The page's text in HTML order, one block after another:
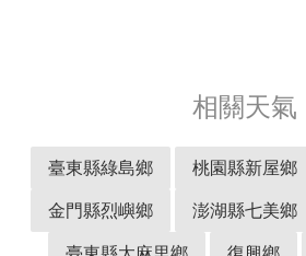
相關天氣
臺東縣綠島鄉 桃園縣新屋鄉
金門縣烈嶼鄉
澎湖縣七美鄉